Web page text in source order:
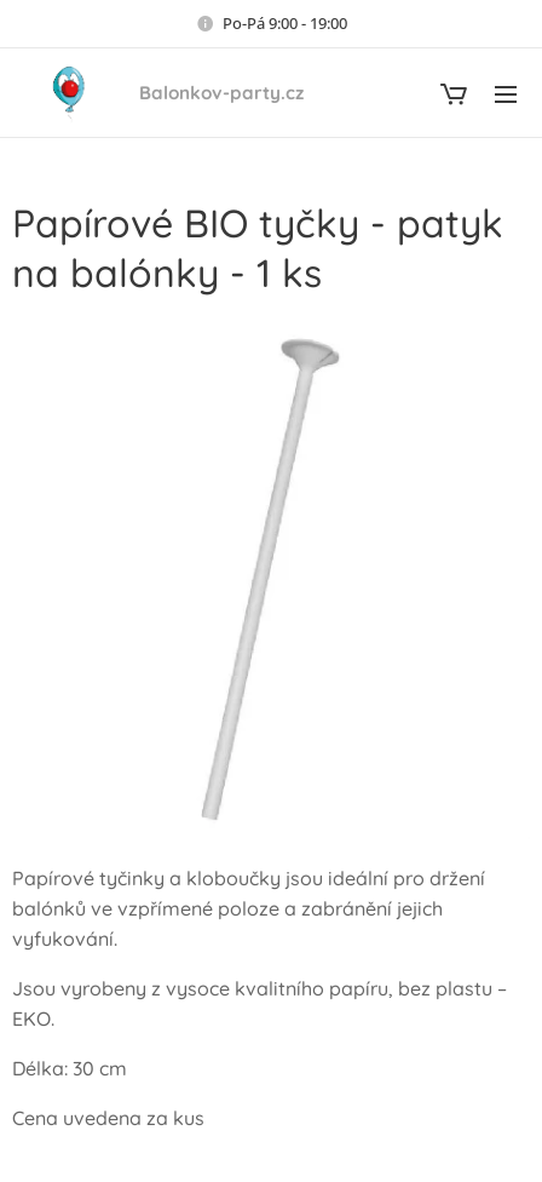
Po-Pá 9:00 - 19:00
Balonkov-party.cz
Papírové BIO tyčky - patyk
na balónky - 1 ks
Papírové tyčinky a kloboučky jsou ideální pro držení
balónků ve vzpřímené poloze a zabránění jejich
vyfukování.
Jsou vyrobeny z vysoce kvalitního papíru, bez plastu –
EKO.
Délka: 30 cm
Cena uvedena za kus